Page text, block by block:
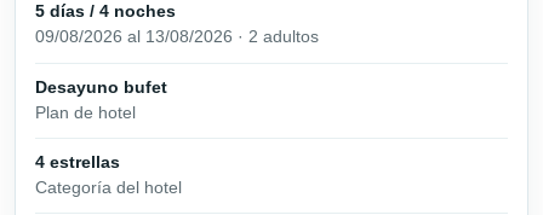
5 días / 4 noches
09/08/2026 al 13/08/2026 · 2 adultos
Desayuno bufet
Plan de hotel
4 estrellas
Categoría del hotel